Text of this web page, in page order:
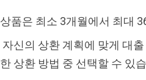
품은 최소 3개월에서 최대
신의 상환 계획에 맞게 대
상환 방법 중 선택할 수 있